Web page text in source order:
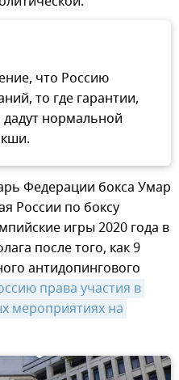
что Россию
то где гарантии,
нормальной
Федерации бокса Умар
России по боксу
игры 2020 года в
после того, как 9
антидопингового
права участия в
мероприятиях на